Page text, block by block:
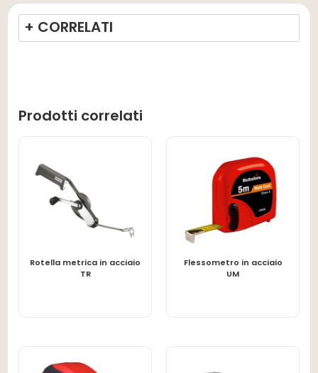
+ CORRELATI
Prodotti correlati
LEGGI TUTTO
Rotella metrica in acciaio
TR
LEGGI TUTTO
Flessometro in acciaio
UM